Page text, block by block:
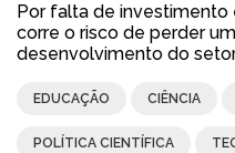
Por falta de investimento
corre o risco de perder
desenvolvimento do
EDUCAÇÃO CIÊNCIA
POLÍTICA CIENTÍFICA